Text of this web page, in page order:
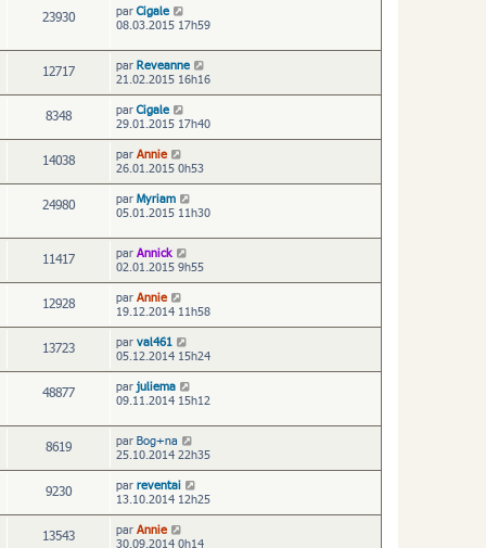
23930 parCigale
08.03.2015 17h59
12717 par Reveanne
21.02.2015 16h16
8348 parCigale
29.01.2015 17h40
14038 par Annie
26.01.2015 0h53
24980 par Myriam
05.01.2015 11h30
11417 par Annick
02.01.2015 9h55
12928 par Annie
19.12.2014 11h58
13723 par val461
05.12.2014 15h24
48877 par juliema
09.11.2014 15h12
8619 par Bog+na
25.10.2014 22h35
9230 par reventai
13.10.2014 12h25
13543 par Annie
30.09.2014 0h14